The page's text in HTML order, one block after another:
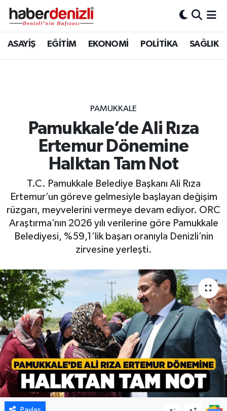
ASAYİŞ EĞİTİM EKONOMİ POLİTİKA SAĞLIK
PAMUKKALE
Pamukkale’de Ali Rıza
Ertemur Dönemine
Halktan Tam Not
T.C. Pamukkale Belediye Başkanı Ali Rıza
Ertemur’un göreve gelmesiyle başlayan değişim
rüzgarı, meyvelerini vermeye devam ediyor. ORC
Araştırma’nın 2026 yılı verilerine göre Pamukkale
Belediyesi, %59,1’lik başarı oranıyla Denizli’nin
zirvesine yerleşti.
- +
Denizli Nöbetçi Eczaneler
Tüm Manşetler
Son Dakika Haberleri
Haber Arşivi